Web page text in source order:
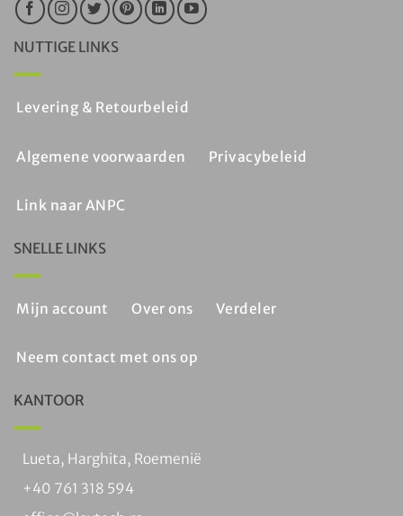
NUTTIGE LINKS
Levering & Retourbeleid
Algemene voorwaarden Privacybeleid
Link naar ANPC
SNELLE LINKS
Mijn account Over ons Verdeler
Neem contact met ons op
KANTOOR
Lueta, Harghita, Roemenië
+40 761 318 594